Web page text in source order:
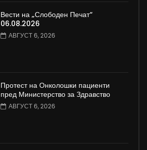
Вести на „Слободен Печат“
06.08.2026
АВГУСТ 6, 2026
Протест на Онколошки пациенти
пред Министерство за Здравство
АВГУСТ 6, 2026